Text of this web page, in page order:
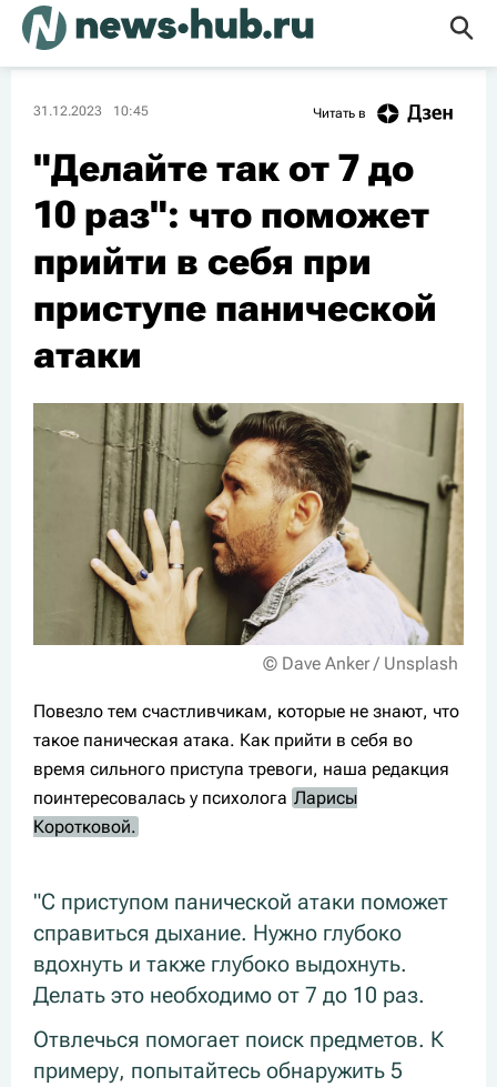
31.12.2023 10:45 Читать в
"Делайте так от 7 до
10 раз": что поможет
прийти в себя при
приступе панической
атаки
© Dave Anker / Unsplash
Повезло тем счастливчикам, которые не знают, что
такое паническая атака. Как прийти в себя во
время сильного приступа тревоги, наша редакция
поинтересовалась у психолога Ларисы
Коротковой.
"С приступом панической атаки поможет
справиться дыхание. Нужно глубоко
вдохнуть и также глубоко выдохнуть.
Делать это необходимо от 7 до 10 раз.
Отвлечься помогает поиск предметов. К
примеру, попытайтесь обнаружить 5